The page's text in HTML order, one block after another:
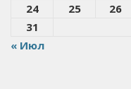
24
25 26
31
« Июл